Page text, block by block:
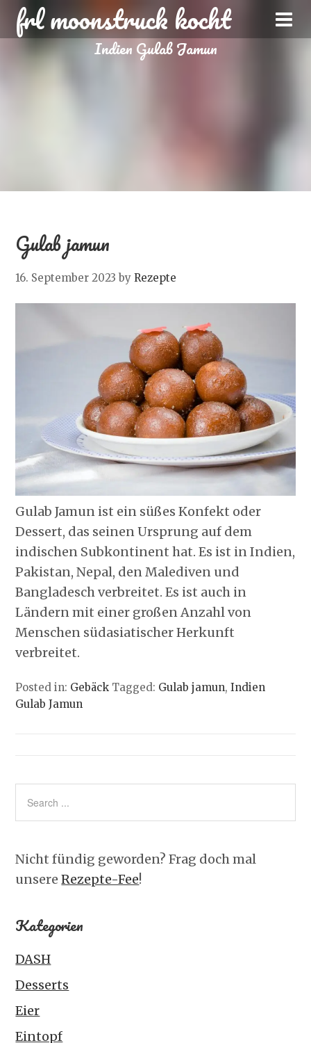
frl moonstruck kocht
Indien Gulab Jamun
Gulab jamun
16. September 2023 byRezepte
Gulab Jamun ist ein süßes Konfekt oder
Dessert, das seinen Ursprung auf dem
indischen Subkontinent hat. Es ist in Indien,
Pakistan, Nepal, den Malediven und
Bangladesch verbreitet. Es ist auch in
Ländern mit einer großen Anzahl von
Menschen südasiatischer Herkunft
verbreitet.
Posted in: Gebäck Tagged: Gulab jamun,Indien
Gulab Jamun
Nicht fündig geworden? Frag doch mal
unsereRezepte-Fee!
Kategorien
DASH
Desserts
Eier
Eintopf